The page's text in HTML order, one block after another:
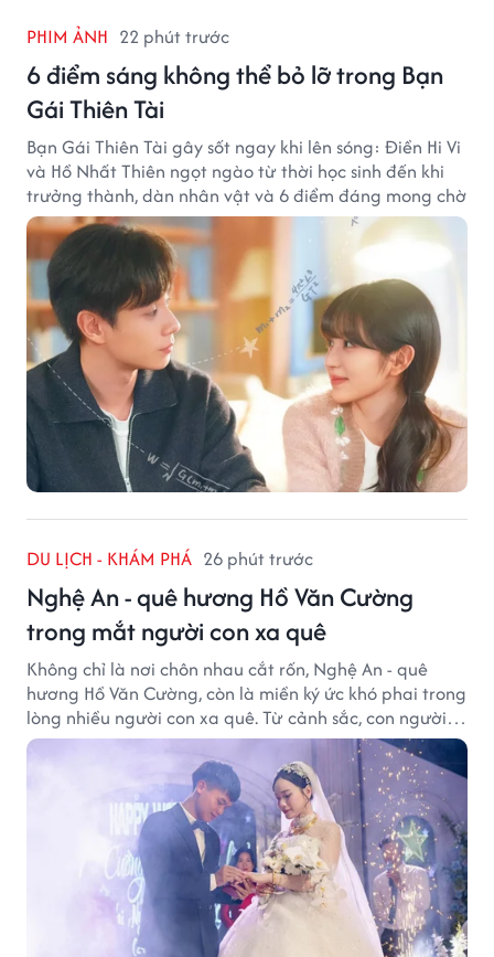
PHIM ẢNH 22 phút trước
6 điểm sáng không thể bỏ lỡ trong Bạn
Gái Thiên Tài
Bạn Gái Thiên Tài gây sốt ngay khi lên sóng: Điền Hi Vi
và Hồ Nhất Thiên ngọt ngào từ thời học sinh đến khi
trưởng thành, dàn nhân vật và 6 điểm đáng mong chờ
DU LỊCH - KHÁM PHÁ 26 phút trước
Nghệ An - quê hương Hồ Văn Cường
trong mắt người con xa quê
Không chỉ là nơi chôn nhau cắt rốn, Nghệ An - quê
hương Hồ Văn Cường, còn là miền ký ức khó phai trong
lòng nhiều người con xa quê. Từ cảnh sắc, con người
đến hương vị quê nhà, tất cả đều trở thành những
điều khiến họ luôn mong ngày trở về.